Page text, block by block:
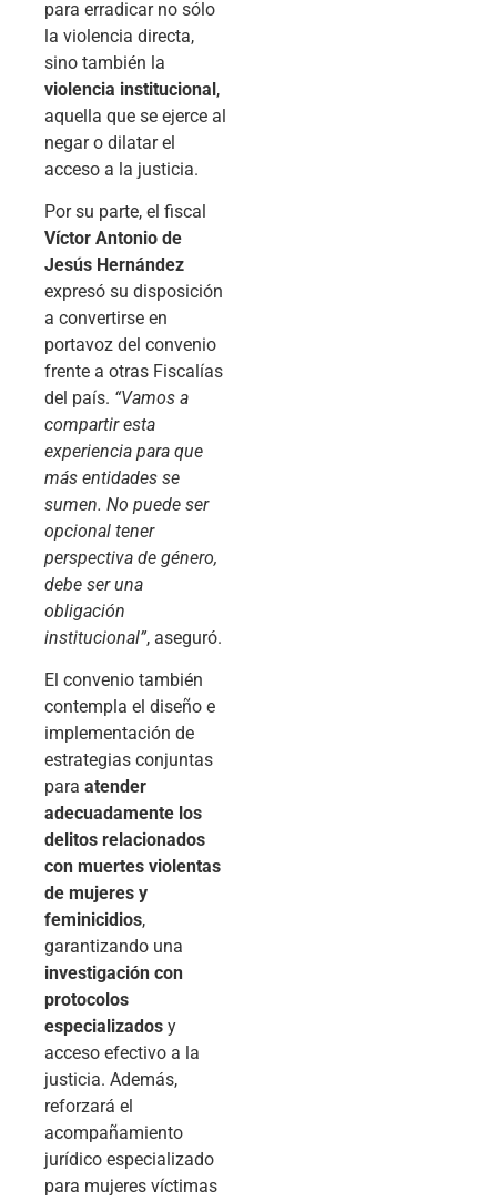
para erradicar no sólo
la violencia directa,
sino también la
violencia institucional,
aquella que se ejerce al
negar o dilatar el
acceso a la justicia.
Por su parte, el fiscal
Víctor Antonio de
Jesús Hernández
expresó su disposición
a convertirse en
portavoz del convenio
frente a otras Fiscalías
del país. “Vamos a
compartir esta
experiencia para que
más entidades se
sumen. No puede ser
opcional tener
perspectiva de género,
debe ser una
obligación
institucional”, aseguró.
El convenio también
contempla el diseño e
implementación de
estrategias conjuntas
para atender
adecuadamente los
delitos relacionados
con muertes violentas
de mujeres y
feminicidios,
garantizando una
investigación con
protocolos
especializados y
acceso efectivo a la
justicia. Además,
reforzará el
acompañamiento
jurídico especializado
para mujeres víctimas